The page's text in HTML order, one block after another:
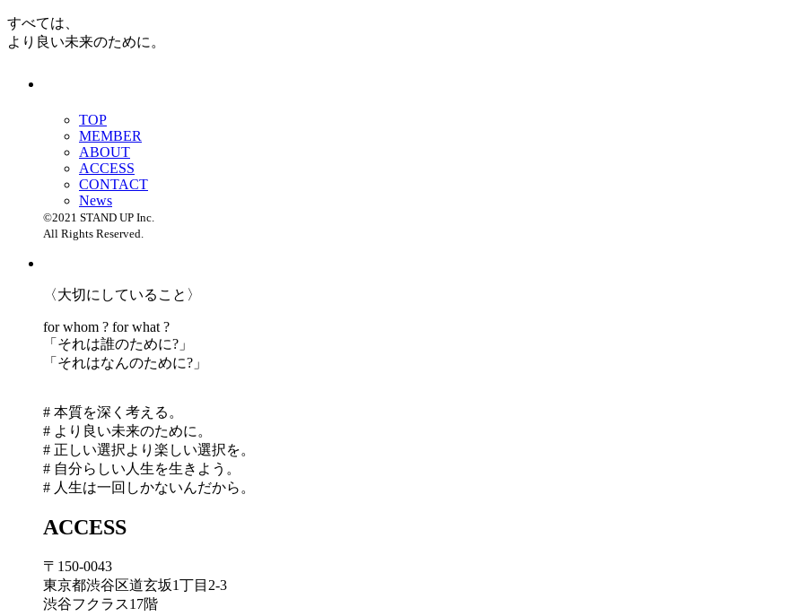
すべては、
より良い未来のために。
TOP
MEMBER
ABOUT
ACCESS
CONTACT
News
©2021 STAND UP Inc.
All Rights Reserved.
〈大切にしていること〉
for whom ? for what ?
「 それは誰のために?」
「 それはなんのために?」
# 本質を深く考える。
# より良い未来のために。
# 正しい選択より楽しい選択を。
# 自分らしい人生を生きよう。
# 人生は一回しかないんだから。
ACCESS
〒150-0043
東京都渋谷区道玄坂1丁目2-3
渋谷フクラス17階